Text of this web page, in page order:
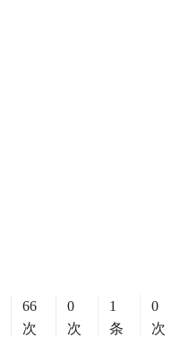
66
次
0
次
1
条
0
次